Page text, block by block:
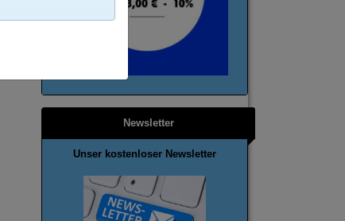
Newsletter
Unser kostenloser Newsletter